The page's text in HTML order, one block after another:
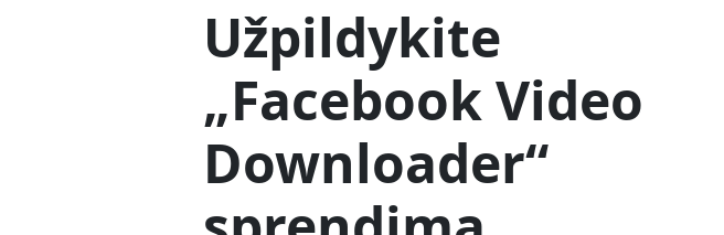
Užpildykite
„Facebook Video
Downloader“